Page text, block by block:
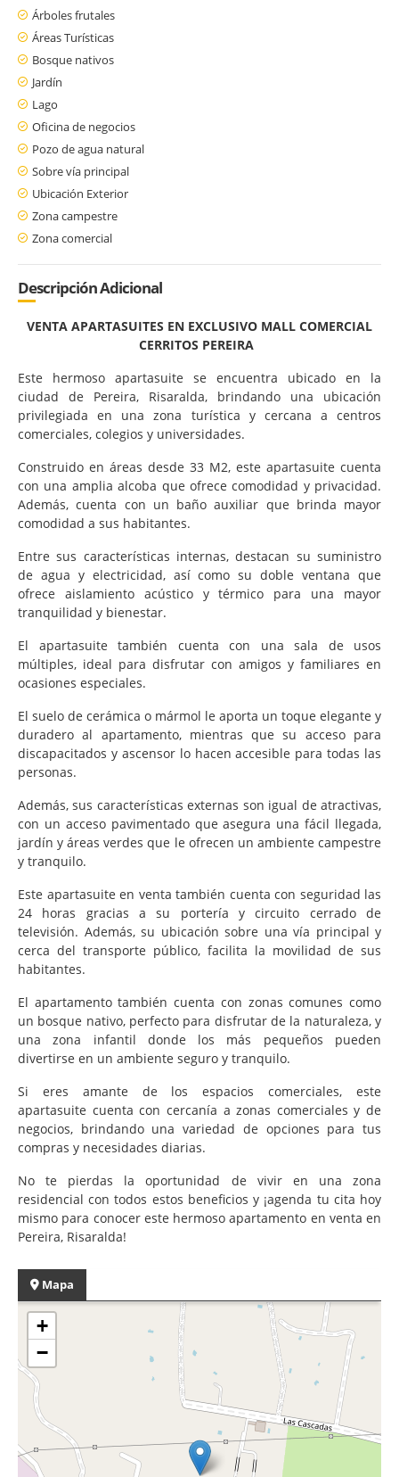
Árboles frutales
Áreas Turísticas
Bosque nativos
Jardín
Lago
Oficina de negocios
Pozo de agua natural
Sobre vía principal
Ubicación Exterior
Zona campestre
Zona comercial
Descripción Adicional
VENTA APARTASUITES EN EXCLUSIVO MALL COMERCIAL
CERRITOS PEREIRA
Este hermoso apartasuite se encuentra ubicado en la
ciudad de Pereira, Risaralda, brindando una ubicación
privilegiada en una zona turística y cercana a centros
comerciales, colegios y universidades.
Construido en áreas desde 33 M2, este apartasuite cuenta
con una amplia alcoba que ofrece comodidad y privacidad.
Además, cuenta con un baño auxiliar que brinda mayor
comodidad a sus habitantes.
Entre sus características internas, destacan su suministro
de agua y electricidad, así como su doble ventana que
ofrece aislamiento acústico y térmico para una mayor
tranquilidad y bienestar.
El apartasuite también cuenta con una sala de usos
múltiples, ideal para disfrutar con amigos y familiares en
ocasiones especiales.
El suelo de cerámica o mármol le aporta un toque elegante y
duradero al apartamento, mientras que su acceso para
discapacitados y ascensor lo hacen accesible para todas las
personas.
Además, sus características externas son igual de atractivas,
con un acceso pavimentado que asegura una fácil llegada,
jardín y áreas verdes que le ofrecen un ambiente campestre
y tranquilo.
Este apartasuite en venta también cuenta con seguridad las
24 horas gracias a su portería y circuito cerrado de
televisión. Además, su ubicación sobre una vía principal y
cerca del transporte público, facilita la movilidad de sus
habitantes.
El apartamento también cuenta con zonas comunes como
un bosque nativo, perfecto para disfrutar de la naturaleza, y
una zona infantil donde los más pequeños pueden
divertirse en un ambiente seguro y tranquilo.
Si eres amante de los espacios comerciales, este
apartasuite cuenta con cercanía a zonas comerciales y de
negocios, brindando una variedad de opciones para tus
compras y necesidades diarias.
No te pierdas la oportunidad de vivir en una zona
residencial con todos estos beneficios y ¡agenda tu cita hoy
mismo para conocer este hermoso apartamento en venta en
Pereira, Risaralda!
Mapa
+
−